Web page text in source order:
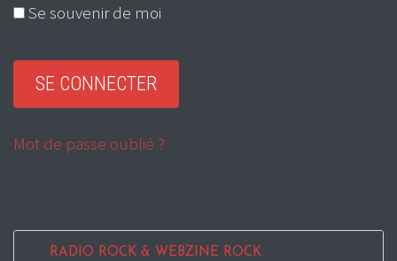
Se souvenir de moi
Mot de passe oublié ?
RADIO ROCK & WEBZINE ROCK